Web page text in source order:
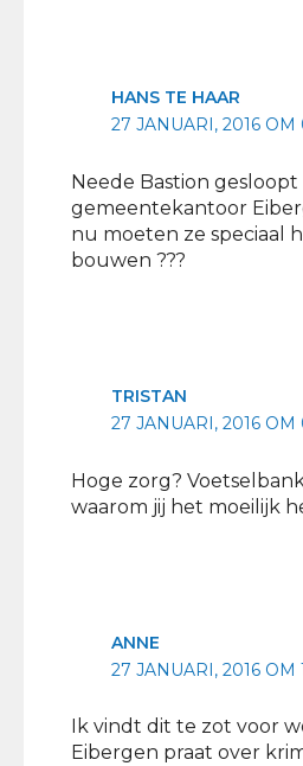
HANS TE HAAR
27 JANUARI, 2016 OM
Neede Bastion gesloopt
gemeentekantoor
nu moeten ze speciaal
bouwen ???
TRISTAN
27 JANUARI, 2016 OM
Hoge zorg?
waarom jij het moeilijk
ANNE
27 JANUARI, 2016 OM
Ik vindt dit te zot voor
Eibergen praat over